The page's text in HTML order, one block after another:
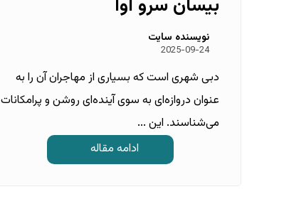
بیسان سرو آوا
نویسنده سایت
2025-09-24
دبی شهری است که بسیاری از مهاجران آن را به
عنوان دروازه‌ای به سوی آینده‌ای روشن و پرامکانات
می‌شناسند. این ...
ادامه مقاله